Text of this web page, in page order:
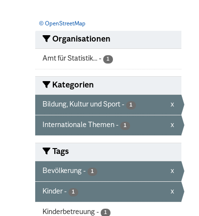
© OpenStreetMap
Organisationen
Amt für Statistik... - 1
Kategorien
Bildung, Kultur und Sport - 1 x
Internationale Themen - 1 x
Tags
Bevölkerung - 1 x
Kinder - 1 x
Kinderbetreuung - 1